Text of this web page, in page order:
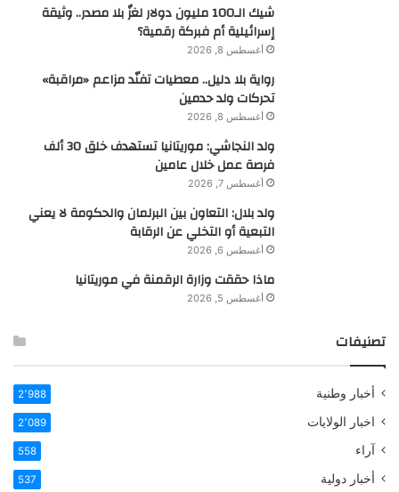
شيك الـ100 مليون دولار لغزٌ بلا مصدر.. وثيقة
إسرائيلية أم فبركة رقمية؟
أغسطس 8, 2026
رواية بلا دليل.. معطيات تفنّد مزاعم «مراقبة»
تحركات ولد حدمين
أغسطس 8, 2026
ولد النجاشي: موريتانيا تستهدف خلق 30 ألف
فرصة عمل خلال عامين
أغسطس 7, 2026
ولد بلال: التعاون بين البرلمان والحكومة لا يعني
التبعية أو التخلي عن الرقابة
أغسطس 6, 2026
ماذا حققت وزارة الرقمنة في موريتانيا
أغسطس 5, 2026
تصنيفات
أخبار وطنية 2٬988
اخبار الولايات 2٬089
آراء 558
أخبار دولية 537